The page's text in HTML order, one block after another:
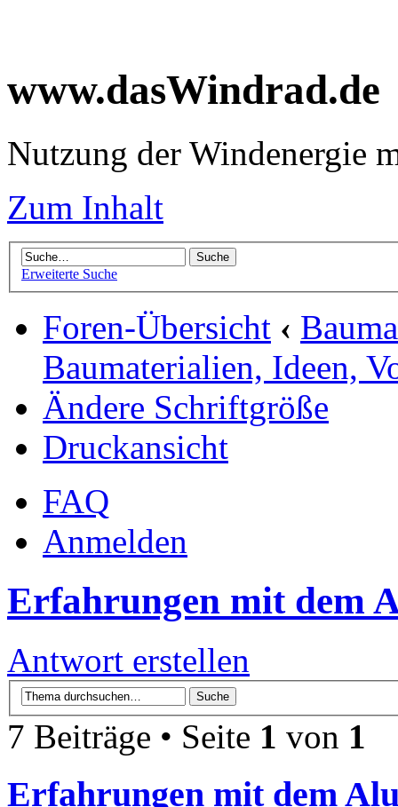
www.dasWindrad.de
Nutzung der Windenergie
Zum Inhalt
Erweiterte Suche
Foren-Übersicht ‹
Baumaterialien, Ideen,
Ändere Schriftgröße
Druckansicht
FAQ
Anmelden
Erfahrungen mit dem
Antwort erstellen
7 Beiträge • Seite 1 von 1
Erfahrungen mit dem